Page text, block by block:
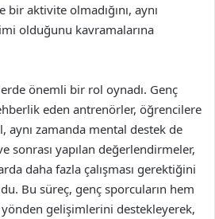
aktivite olmadığını, aynı
olduğunu kavramalarına
önemli bir rol oynadı. Genç
eden antrenörler, öğrencilere
aynı zamanda mental destek de
sonrası yapılan değerlendirmeler,
daha fazla çalışması gerektiğini
Bu süreç, genç sporcuların hem
gelişimlerini destekleyerek,